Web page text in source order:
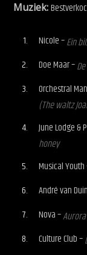
Muziek:
Nicole –Ein
Doe Maar –
Orchestral
(The waltz
June Lodge
honey
Musical Youth
André van
Nova –Aurora
Culture Club –